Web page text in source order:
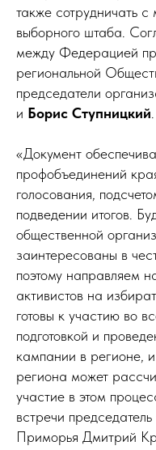
также сотрудничать
выборного штаба.
между Федерацией
региональной
председатели
и Борис Ступницкий
«Документ
профобъединений
голосования,
подведении итогов.
общественной
заинтересованы в
поэтому направляем
активистов на
готовы к участию во
подготовкой и
кампании в регионе,
региона может
участие в этом
встречи
Приморья Дмитрий